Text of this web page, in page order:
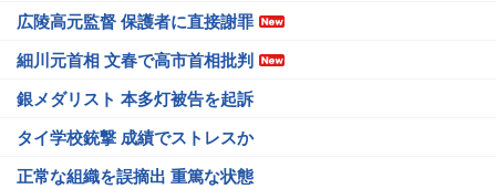
広陵高元監督 保護者に直接謝罪
細川元首相 文春で高市首相批判
銀メダリスト 本多灯被告を起訴
タイ学校銃撃 成績でストレスか
正常な組織を誤摘出 重篤な状態